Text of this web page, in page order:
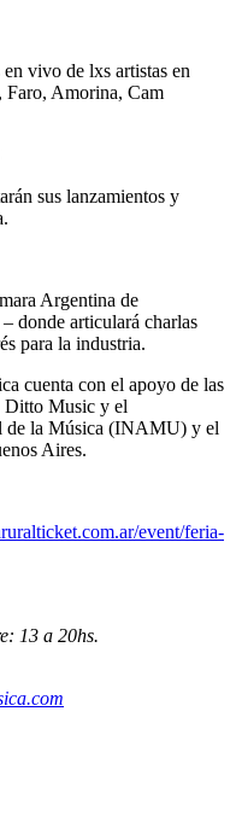
vivo de lxs artistas en
Amorina, Cam
sus lanzamientos y
Argentina de
donde articulará charlas
para la industria.
cuenta con el apoyo de las
Ditto Music y el
de la Música (INAMU) y el
Aires.
event/feria-
13 a 20hs.